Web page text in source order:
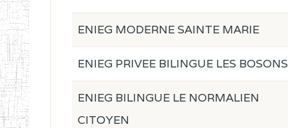
ENIEG MODERNE SAINTE MARIE
ENIEG PRIVEE BILINGUE LES BOSONS
ENIEG BILINGUE LE NORMALIEN
CITOYEN